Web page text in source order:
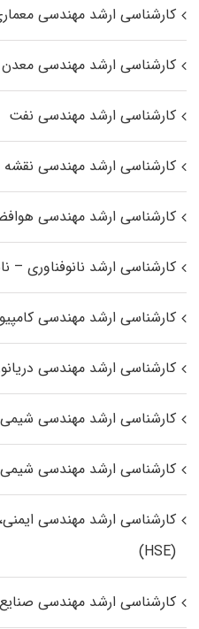
کارشناسی ارشد مهندسی
کارشناسی ارشد مهندسی معدن
کارشناسی ارشد مهندسی نفت
کارشناسی ارشد مهندسی نقشه
کارشناسی ارشد مهندسی
کارشناسی ارشد نانوفناوری –
کارشناسی ارشد مهندسی
کارشناسی ارشد مهندسی
کارشناسی ارشد مهندسی شیمی
کارشناسی ارشد مهندسی شیمی
کارشناسی ارشد مهندسی
(HSE)
کارشناسی ارشد مهندسی صنایع